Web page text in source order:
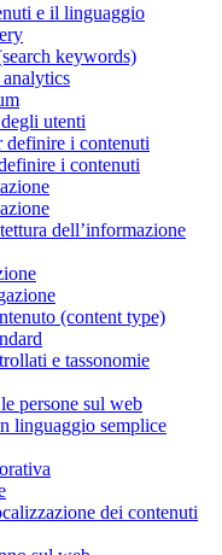
e il linguaggio
keywords)
utenti
definire i contenuti
i contenuti
dell’informazione
(content type)
e tassonomie
persone sul web
linguaggio semplice
dei contenuti